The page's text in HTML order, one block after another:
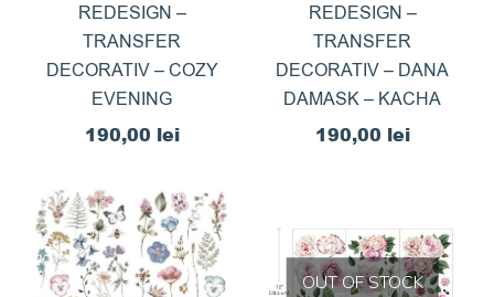
REDESIGN –
TRANSFER
DECORATIV – COZY
EVENING
190,00 lei
REDESIGN –
TRANSFER
DECORATIV – DANA
DAMASK – KACHA
190,00 lei
OUT OF STOCK